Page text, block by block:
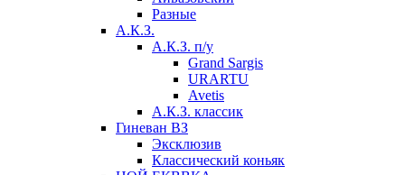
Разные
А.К.З.
А.К.З. п/у
Grand Sargis
URARTU
Avetis
А.К.З. классик
Гиневан ВЗ
Эксклюзив
Классический коньяк